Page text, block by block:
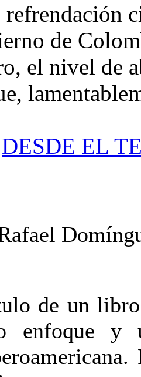
de
el nivel de
DESDE EL
de un
enfoque y